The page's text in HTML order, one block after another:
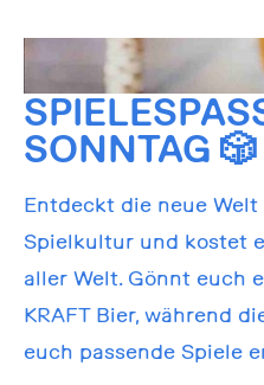
SPIELESPASS
ONNTAG 🎲
Entdeckt die neue Welt
Spielkultur und kostet
aller Welt. Gönnt euch
KRAFT Bier, während
euch passende Spiele